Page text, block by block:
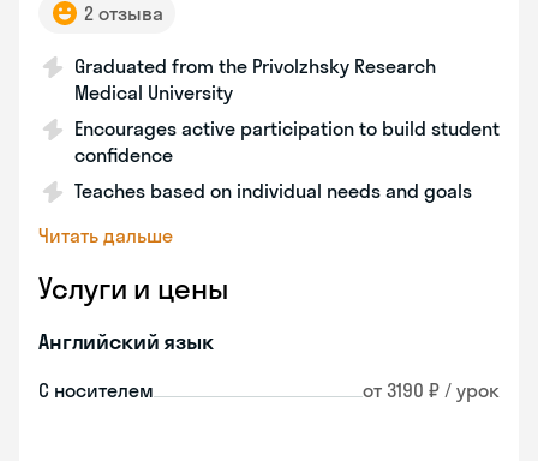
2 отзыва
Graduated from the Privolzhsky Research
Medical University
Encourages active participation to build student
confidence
Teaches based on individual needs and goals
Читать дальше
Услуги и цены
Английский язык
С носителем от 3190 ₽ / урок